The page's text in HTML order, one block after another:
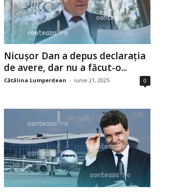
Nicușor Dan a depus declarația
de avere, dar nu a făcut-o...
Cătălina Lumperdean - iunie 21, 2025 0